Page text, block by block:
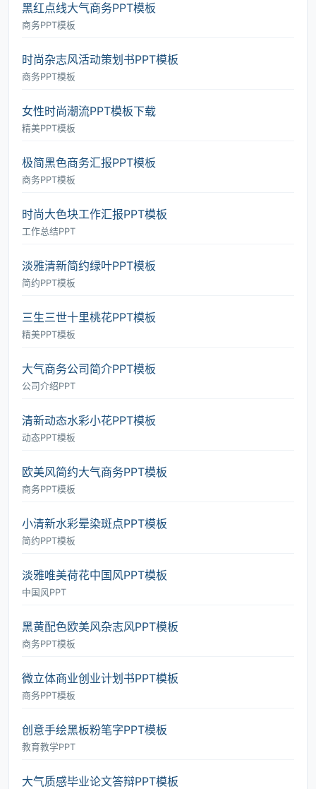
黑红点线大气商务PPT模板
商务PPT模板
时尚杂志风活动策划书PPT模板
商务PPT模板
女性时尚潮流PPT模板下载
精美PPT模板
极简黑色商务汇报PPT模板
商务PPT模板
时尚大色块工作汇报PPT模板
工作总结PPT
淡雅清新简约绿叶PPT模板
简约PPT模板
三生三世十里桃花PPT模板
精美PPT模板
大气商务公司简介PPT模板
公司介绍PPT
清新动态水彩小花PPT模板
动态PPT模板
欧美风简约大气商务PPT模板
商务PPT模板
小清新水彩晕染斑点PPT模板
简约PPT模板
淡雅唯美荷花中国风PPT模板
中国风PPT
黑黄配色欧美风杂志风PPT模板
商务PPT模板
微立体商业创业计划书PPT模板
商务PPT模板
创意手绘黑板粉笔字PPT模板
教育教学PPT
大气质感毕业论文答辩PPT模板